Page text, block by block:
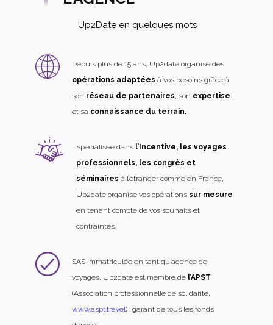
Up2Date en quelques mots
Depuis plus de 15 ans, Up2date organise des
opérations adaptées à vos besoins grâce à
son réseau de partenaires, son expertise
et sa connaissance du terrain.
Spécialisée dans l’Incentive, les voyages
professionnels, les congrès et
séminaires à l’étranger comme en France,
Up2date organise vos opérations sur mesure
en tenant compte de vos souhaits et
contraintes.
SAS immatriculée en tant qu’agence de
voyages, Up2date est membre de l’APST
(Association professionnelle de solidarité,
www.aspt.travel) : garant de tous les fonds